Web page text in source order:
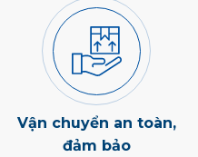
Vận chuyển an toàn,
đảm bảo